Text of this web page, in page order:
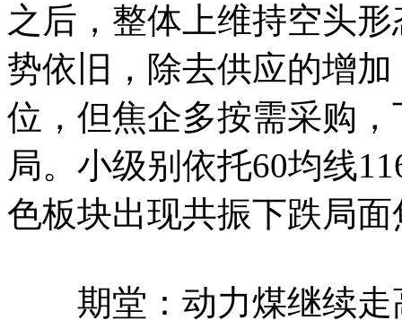
之后，整体上维持空头
势依旧，除去供应的增
位，但焦企多按需采购
局。小级别依托60均线
色板块出现共振下跌局
期堂：动力煤继续走